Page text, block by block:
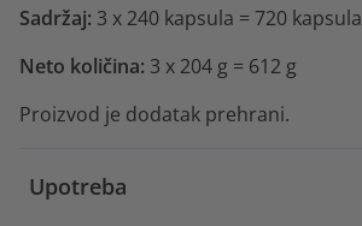
Sadržaj: 3 x 240 kapsula = 720 kapsula
Neto količina: 3 x 204 g = 612 g
Proizvod je dodatak prehrani.
Upotreba